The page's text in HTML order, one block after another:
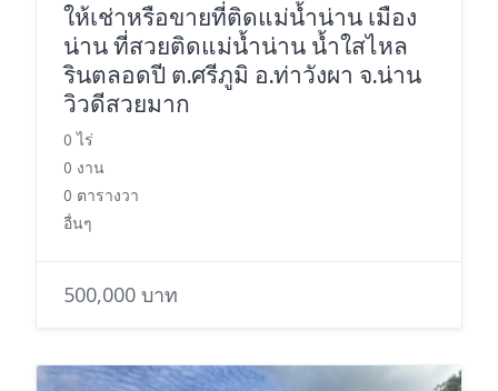
ให้เช่าหรือขายที่ติดแม่น้ำน่าน เมือง
น่าน ที่สวยติดแม่น้ำน่าน น้ำใสไหล
รินตลอดปี ต.ศรีภูมิ อ.ท่าวังผา จ.น่าน
วิวดีสวยมาก
0 ไร่
0 งาน
0 ตารางวา
อื่นๆ
500,000 บาท